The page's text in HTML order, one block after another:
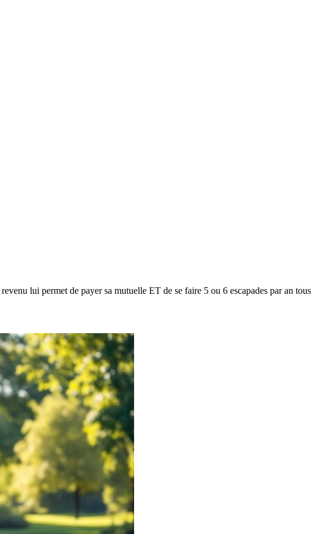
lui permet de payer sa mutuelle ET de se faire 5 ou 6 escapades par an tous